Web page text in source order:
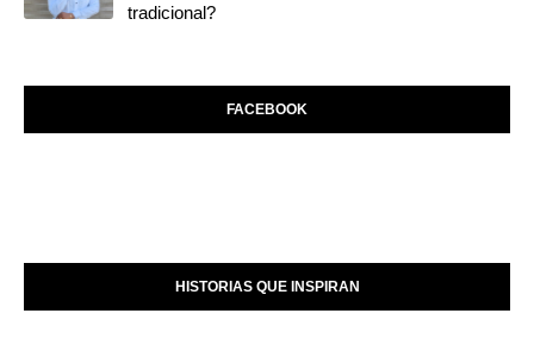
tradicional?
FACEBOOK
HISTORIAS QUE INSPIRAN